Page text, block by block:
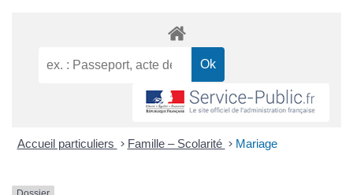
Accueil particuliers > Famille – Scolarité > Mariage